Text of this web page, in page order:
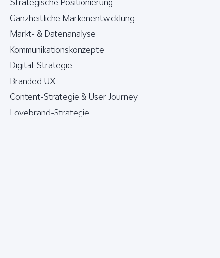
Ganzheitliche Markenentwicklung
Markt- & Datenanalyse
Kommunikationskonzepte
Digital-Strategie
Branded UX
Content-Strategie & User Journey
Lovebrand-Strategie